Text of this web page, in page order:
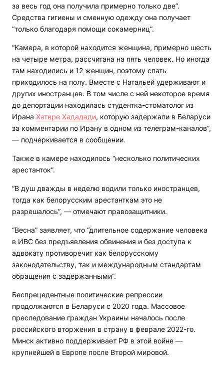
за весь год она получила примерно только две”.
Средства гигиены и сменную одежду она получает
“только благодаря помощи сокамерниц”.
“Камера, в которой находится женщина, примерно шесть
на четыре метра, рассчитана на пять человек. Но иногда
там находились и 12 женщин, поэтому спать
приходилось на полу. Вместе с Натальей удерживают и
других иностранцев. В том числе с ней некоторое время
до депортации находилась студентка-стоматолог из
Ирана Хатере Хададади, которую задержали в Беларуси
за комментарии по Ирану в одном из телеграм-каналов”,
— подчеркивается в сообщении.
Также в камере находилось “несколько политических
арестанток”.
“В душ дважды в неделю водили только иностранцев,
тогда как белорусским арестанткам это не
разрешалось”, — отмечают правозащитники.
“Весна” заявляет, что “длительное содержание человека
в ИВС без предъявления обвинения и без доступа к
адвокату противоречит как белорусскому
законодательству, так и международным стандартам
обращения с задержанными”.
Беспрецедентные политические репрессии
продолжаются в Беларуси с 2020 года. Массовое
преследование граждан Украины началось после
российского вторжения в страну в феврале 2022-го.
Минск активно поддерживает РФ в этой войне —
крупнейшей в Европе после Второй мировой.